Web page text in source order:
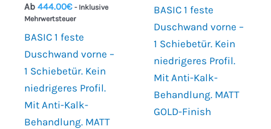
Ab 444.00€ - Inklusive
Mehrwertsteuer
BASIC 1 feste
Duschwand vorne –
1 Schiebetür. Kein
niedrigeres Profil.
Mit Anti-Kalk-
Behandlung. MATT
BASIC 1 feste
Duschwand vorne –
1 Schiebetür. Kein
niedrigeres Profil.
Mit Anti-Kalk-
Behandlung. MATT
GOLD-Finish